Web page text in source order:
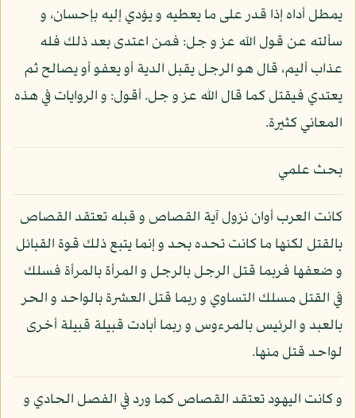
يمطل أداه إذا قدر على ما يعطيه و يؤدي إليه بإحسان، و
سألته عن قول الله عز و جل: فمن اعتدى بعد ذلك فله
عذاب أليم، قال هو الرجل يقبل الدية أو يعفو أو يصالح ثم
يعتدي فيقتل كما قال الله عز و جل. أقول: و الروايات في هذه
المعاني كثيرة.
بحث علمي
كانت العرب أوان نزول آية القصاص و قبله تعتقد القصاص
بالقتل لكنها ما كانت تحده بحد و إنما يتبع ذلك قوة القبائل
و ضعفها فربما قتل الرجل بالرجل و المرأة بالمرأة فسلك
في القتل مسلك التساوي و ربما قتل العشرة بالواحد و الحر
بالعبد و الرئيس بالمرءوس و ربما أبادت قبيلة قبيلة أخرى
لواحد قتل منها.
و كانت اليهود تعتقد القصاص كما ورد في الفصل الحادي و